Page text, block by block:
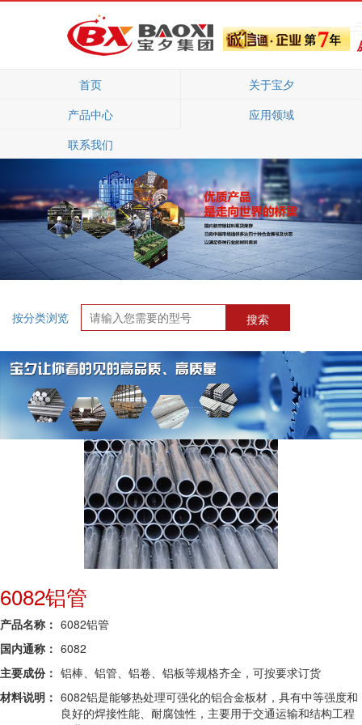
首页
关于宝夕
产品中心
应用领域
联系我们
按分类浏览
6082铝管
产品名称： 6082铝管
国内通称： 6082
主要成份： 铝棒、铝管、铝卷、铝板等规格齐全，可按要求订货
材料说明： 6082铝是能够热处理可强化的铝合金板材，具有中等强度和
良好的焊接性能、耐腐蚀性，主要用于交通运输和结构工程